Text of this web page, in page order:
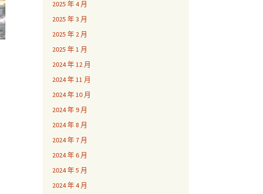
2025 年 4 月
2025 年 3 月
2025 年 2 月
2025 年 1 月
2024 年 12 月
2024 年 11 月
2024 年 10 月
2024 年 9 月
2024 年 8 月
2024 年 7 月
2024 年 6 月
2024 年 5 月
2024 年 4 月